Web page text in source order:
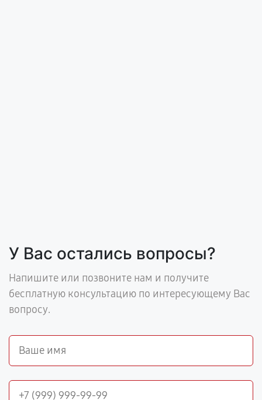
У Вас остались вопросы?
Напишите или позвоните нам и получите
бесплатную консультацию по интересующему Вас
вопросу.